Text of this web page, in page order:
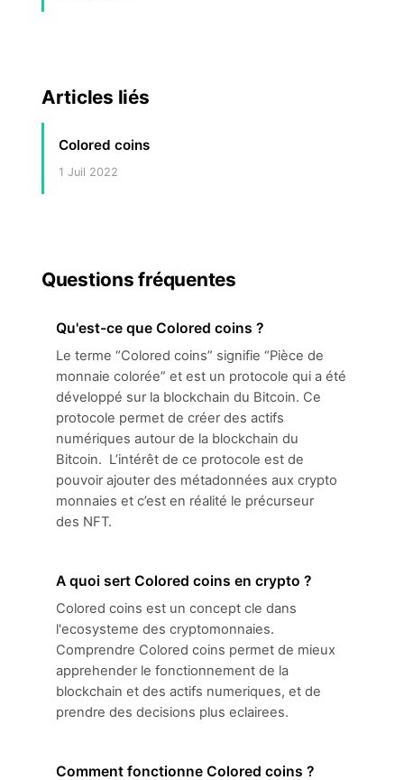
Articles liés
Colored coins
1 Juil 2022
Questions fréquentes
Qu'est-ce que Colored coins ?
Le terme “Colored coins” signifie “Pièce de
monnaie colorée” et est un protocole qui a été
développé sur la blockchain du Bitcoin. Ce
protocole permet de créer des actifs
numériques autour de la blockchain du
Bitcoin. L’intérêt de ce protocole est de
pouvoir ajouter des métadonnées aux crypto
monnaies et c’est en réalité le précurseur
des NFT.
A quoi sert Colored coins en crypto ?
Colored coins est un concept cle dans
l'ecosysteme des cryptomonnaies.
Comprendre Colored coins permet de mieux
apprehender le fonctionnement de la
blockchain et des actifs numeriques, et de
prendre des decisions plus eclairees.
Comment fonctionne Colored coins ?